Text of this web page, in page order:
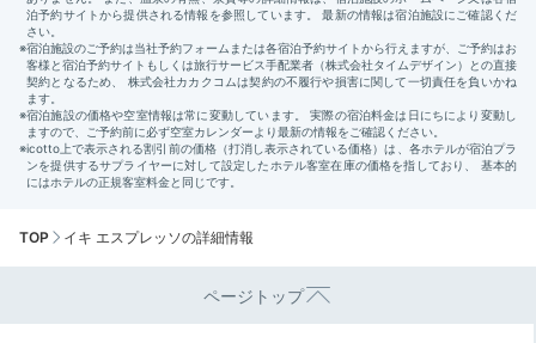
TOP イキ エスプレッソの詳細情報
ページトップ